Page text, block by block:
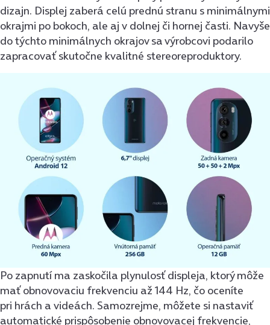
dizajn. Displej zaberá celú prednú stranu s minimálnymi
okrajmi po bokoch, ale aj v dolnej či hornej časti. Navyše
do týchto minimálnych okrajov sa výrobcovi podarilo
zapracovať skutočne kvalitné stereoreproduktory.
Po zapnutí ma zaskočila plynulosť displeja, ktorý môže
mať obnovovaciu frekvenciu až 144 Hz, čo oceníte
pri hrách a videách. Samozrejme, môžete si nastaviť
automatické prispôsobenie obnovovacej frekvencie,